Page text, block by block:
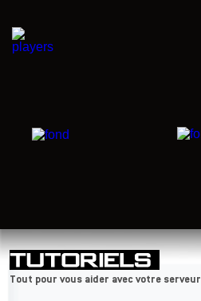
Tout pour vous aider avec votre serveur